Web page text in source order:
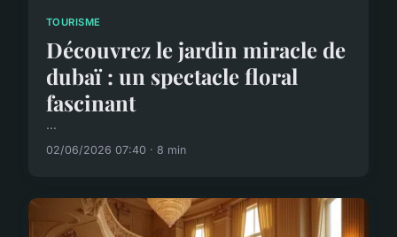
TOURISME
Découvrez le jardin miracle de
dubaï : un spectacle floral
fascinant
...
02/06/2026 07:40 · 8 min